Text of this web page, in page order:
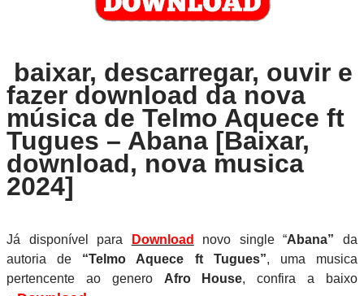
baixar, descarregar, ouvir e
fazer download da nova
música de Telmo Aquece ft
Tugues – Abana [Baixar,
download, nova musica
2024]
Já disponível para Download novo single“Abana”da
autoria de
“Telmo Aquece ft Tugues”, uma musica
pertencente ao genero
Afro House, confira a baixo